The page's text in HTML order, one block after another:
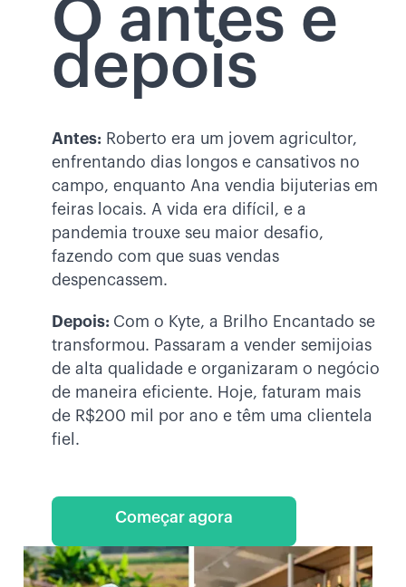
O antes e
depois
Antes: Roberto era um jovem agricultor,
enfrentando dias longos e cansativos no
campo, enquanto Ana vendia bijuterias em
feiras locais. A vida era difícil, e a
pandemia trouxe seu maior desafio,
fazendo com que suas vendas
despencassem.
Depois: Com o Kyte, a Brilho Encantado se
transformou. Passaram a vender semijoias
de alta qualidade e organizaram o negócio
de maneira eficiente. Hoje, faturam mais
de R$200 mil por ano e têm uma clientela
fiel.
Começar agora